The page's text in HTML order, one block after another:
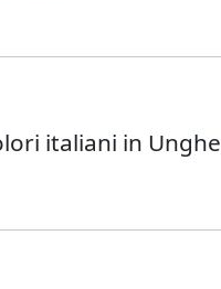
italiani in